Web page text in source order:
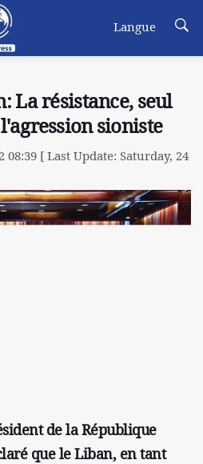
Langue
La résistance, seul
sioniste
08:39 [ Last Update: Saturday, 24
de la République
que le Liban, en tant